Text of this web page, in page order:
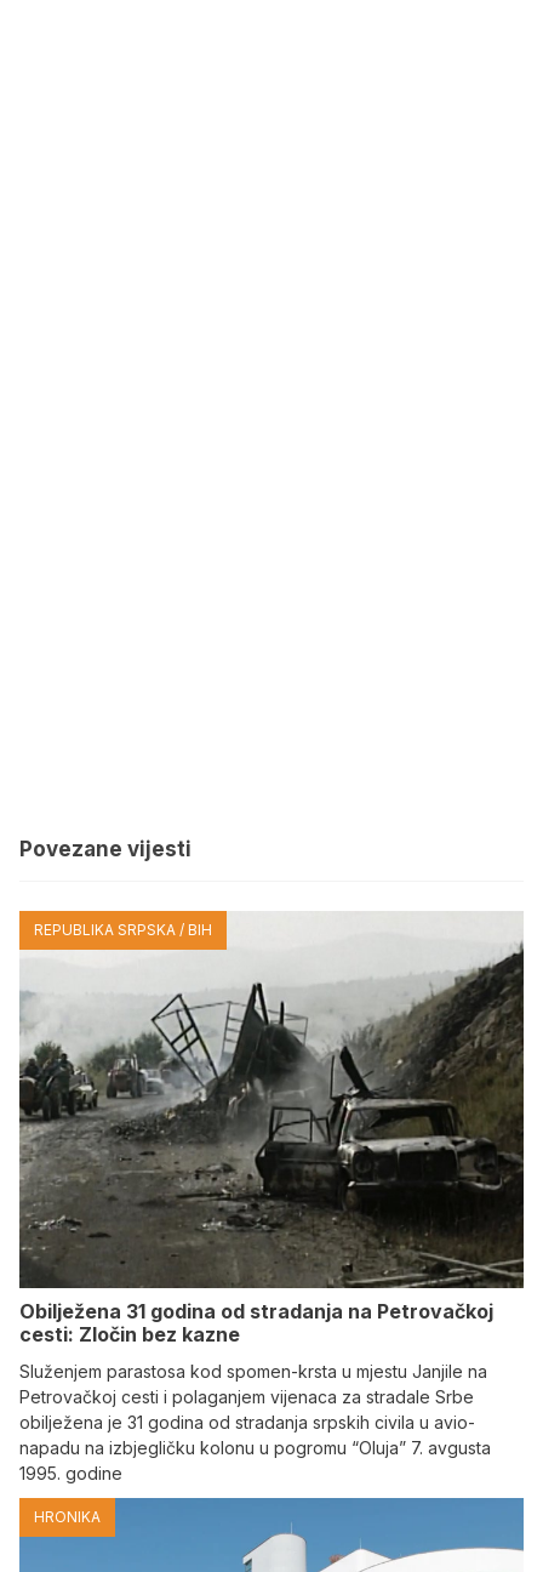
Povezane vijesti
REPUBLIKA SRPSKA / BIH
Obilježena 31 godina od stradanja na Petrovačkoj
cesti: Zločin bez kazne
Služenjem parastosa kod spomen-krsta u mjestu Janjile na
Petrovačkoj cesti i polaganjem vijenaca za stradale Srbe
obilježena je 31 godina od stradanja srpskih civila u avio-
napadu na izbjegličku kolonu u pogromu “Oluja” 7. avgusta
1995. godine
HRONIKA